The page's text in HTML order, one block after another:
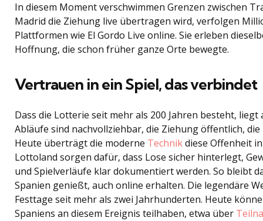
In diesem Moment verschwimmen Grenzen zwischen
Madrid die Ziehung live übertragen wird, verfolgen
Plattformen wie El Gordo Live online. Sie erleben
Hoffnung, die schon früher ganze Orte bewegte.
Vertrauen in ein Spiel, das verbindet
Dass die Lotterie seit mehr als 200 Jahren besteht,
Abläufe sind nachvollziehbar, die Ziehung öffentlich,
Heute überträgt die moderne Technikdiese Offenheit
Lottoland sorgen dafür, dass Lose sicher hinterlegt,
und Spielverläufe klar dokumentiert werden. So bleibt
Spanien genießt, auch online erhalten. Die legendäre
Festtage seit mehr als zwei Jahrhunderten. Heute
Spaniens an diesem Ereignis teilhaben, etwa über